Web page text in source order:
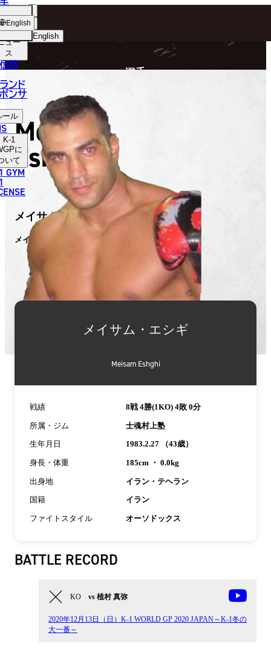
English
中文（简体）
中文（繁體）
ไทย
العربية
ョッ
プ
ュー
ス
情
ンド
ンサ
ール
K-1
に
いて
GYM
English
選手
Meisam
Eshghi
メイサム・エシギ
メイサム・エシギ
メイサム・エシギ
Meisam Eshghi
戦績 8戦 4勝(1KO) 4敗 0分
所属・ジム 士魂村上塾
生年月日 1983.2.27 （43歳）
身長・体重 185cm ・ 0.0kg
出身地 イラン・テヘラン
国籍 イラン
ファイトスタイル オーソドックス
BATTLE RECORD
KO vs 植村 真弥
2020年12月13日（日）K-1 WORLD GP 2020 JAPAN～K-1冬の
大一番～